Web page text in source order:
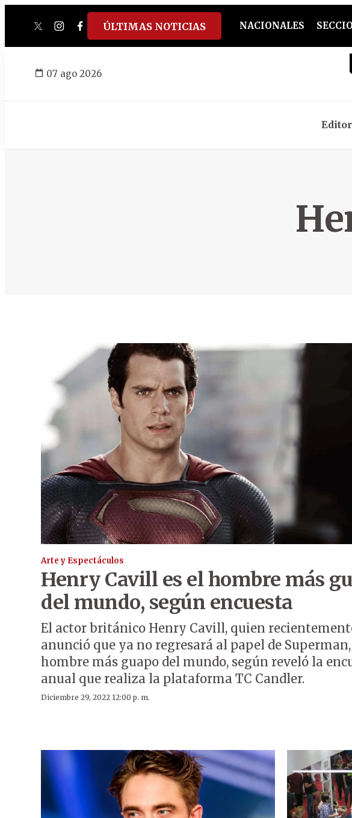
twitterinstagram
facebook
tiktokyoutube
spotify
ÚLTIMAS NOTICIAS NACIONALES
07 ago 2026
Arte y Espectáculos
Henry Cavill es el hombre más
del mundo, según encuesta
El actor británico Henry Cavill, quien
anunció que ya no regresará al papel de Superman,
hombre más guapo del mundo, según reveló la
anual que realiza la plataforma TC Candler.
Diciembre 29, 2022 12:00 p. m.